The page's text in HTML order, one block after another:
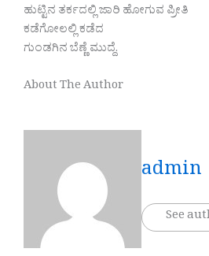
ಹುಟ್ಟಿನ ತರ್ಕದಲ್ಲಿ ಜಾರಿ ಹೋಗುವ ಪ್ರೀತಿ
ಕಡೆಗೋಲಲ್ಲಿ ಕಡೆದ
ಗುಂಡಗಿನ ಬೆಣ್ಣೆ ಮುದ್ದೆ.
About The Author
admin
See